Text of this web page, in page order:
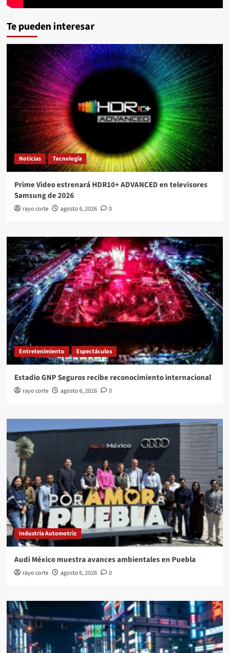
Te pueden interesar
Noticias Tecnología
Prime Video estrenará HDR10+ ADVANCED en televisores
Samsung de 2026
rayo corte agosto 6, 2026 0
Entretenimiento Espectáculos
Estadio GNP Seguros recibe reconocimiento internacional
rayo corte agosto 6, 2026 0
Industria Automotriz
Audi México muestra avances ambientales en Puebla
rayo corte agosto 6, 2026 0